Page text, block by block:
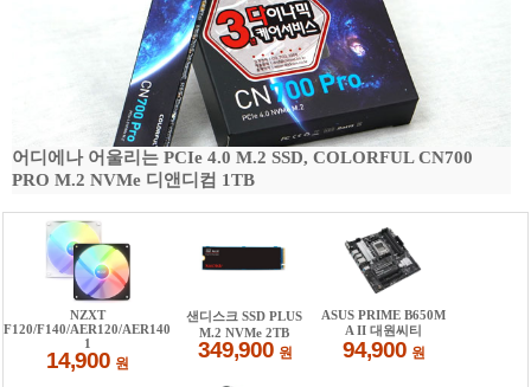
어디에나 어울리는 PCIe 4.0 M.2 SSD, COLORFUL CN700
PRO M.2 NVMe 디앤디컴 1TB